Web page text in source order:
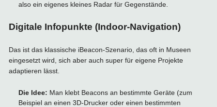
also ein eigenes kleines Radar für Gegenstände.
Digitale Infopunkte (Indoor-Navigation)
Das ist das klassische iBeacon-Szenario, das oft in Museen
eingesetzt wird, sich aber auch super für eigene Projekte
adaptieren lässt.
Die Idee: Man klebt Beacons an bestimmte Geräte (zum
Beispiel an einen 3D-Drucker oder einen bestimmten